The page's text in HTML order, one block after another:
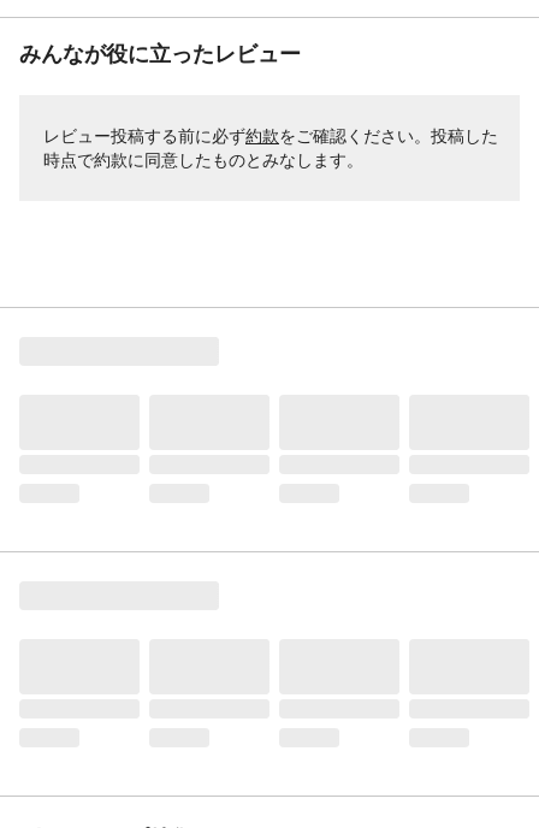
みんなが役に立ったレビュー
レビュー投稿する前に必ず約款をご確認ください。投稿した
時点で約款に同意したものとみなします。